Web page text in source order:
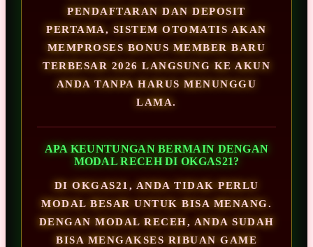
PENDAFTARAN DAN DEPOSIT
PERTAMA, SISTEM OTOMATIS AKAN
MEMPROSES BONUS MEMBER BARU
TERBESAR 2026 LANGSUNG KE AKUN
ANDA TANPA HARUS MENUNGGU
LAMA.
APA KEUNTUNGAN BERMAIN DENGAN
MODAL RECEH DI OKGAS21?
DI OKGAS21, ANDA TIDAK PERLU
MODAL BESAR UNTUK BISA MENANG.
DENGAN MODAL RECEH, ANDA SUDAH
BISA MENGAKSES RIBUAN GAME